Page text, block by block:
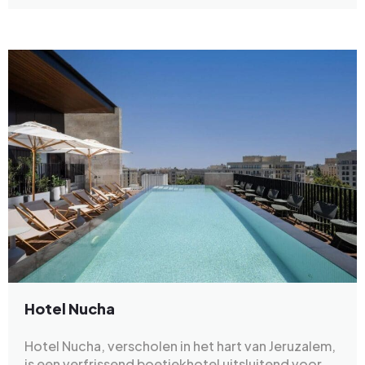
Hotel Nucha
Hotel Nucha, verscholen in het hart van Jeruzalem,